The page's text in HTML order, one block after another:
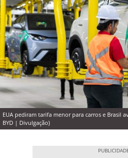
EUA pediram tarifa menor para carros e Brasil
BYD | Divulgação)